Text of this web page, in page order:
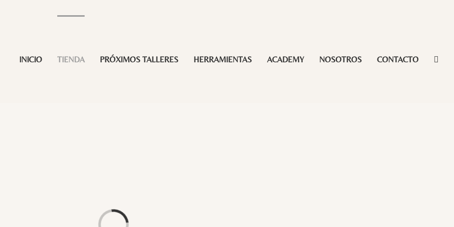
INICIO TIENDA PRÓXIMOS TALLERES HERRAMIENTAS ACADEMY NOSOTROS CONTACTO
Loading...